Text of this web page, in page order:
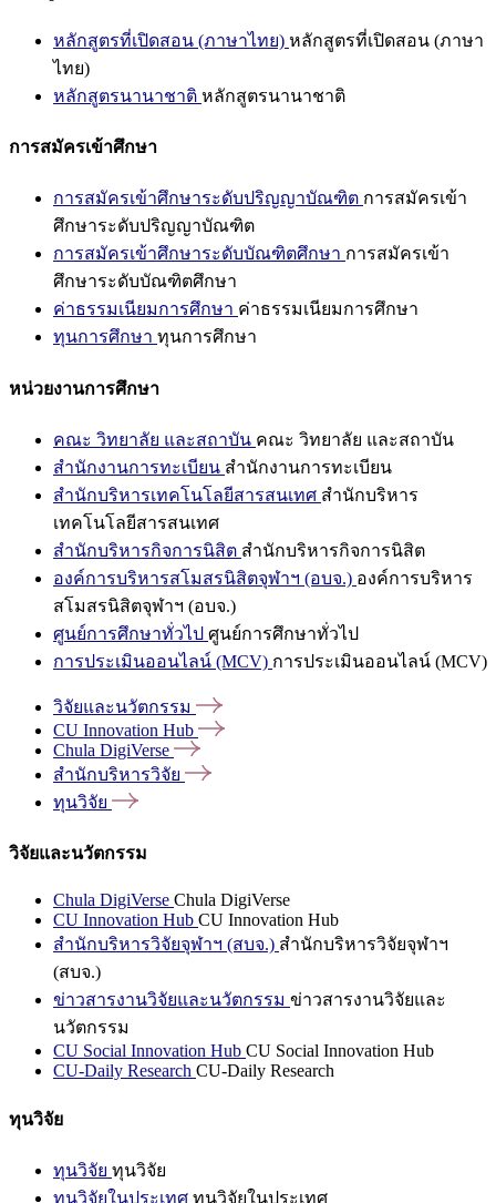
หลักสูตรที่เปิดสอน (ภาษาไทย) หลักสูตรที่เปิดสอน (ภาษา
ไทย)
หลักสูตรนานาชาติ หลักสูตรนานาชาติ
การสมัครเข้าศึกษา
การสมัครเข้าศึกษาระดับปริญญาบัณฑิต การสมัครเข้า
ศึกษาระดับปริญญาบัณฑิต
การสมัครเข้าศึกษาระดับบัณฑิตศึกษา การสมัครเข้า
ศึกษาระดับบัณฑิตศึกษา
ค่าธรรมเนียมการศึกษา ค่าธรรมเนียมการศึกษา
ทุนการศึกษา ทุนการศึกษา
หน่วยงานการศึกษา
คณะ วิทยาลัย และสถาบัน คณะ วิทยาลัย และสถาบัน
สำนักงานการทะเบียน สำนักงานการทะเบียน
สำนักบริหารเทคโนโลยีสารสนเทศ สำนักบริหาร
เทคโนโลยีสารสนเทศ
สำนักบริหารกิจการนิสิต สำนักบริหารกิจการนิสิต
องค์การบริหารสโมสรนิสิตจุฬาฯ (อบจ.) องค์การบริหาร
สโมสรนิสิตจุฬาฯ (อบจ.)
ศูนย์การศึกษาทั่วไป ศูนย์การศึกษาทั่วไป
การประเมินออนไลน์ (MCV) การประเมินออนไลน์ (MCV)
วิจัยและนวัตกรรม
CU Innovation Hub
Chula DigiVerse
สำนักบริหารวิจัย
ทุนวิจัย
วิจัยและนวัตกรรม
Chula DigiVerse Chula DigiVerse
CU Innovation Hub CU Innovation Hub
สำนักบริหารวิจัยจุฬาฯ (สบจ.) สำนักบริหารวิจัยจุฬาฯ
(สบจ.)
ข่าวสารงานวิจัยและนวัตกรรม ข่าวสารงานวิจัยและ
นวัตกรรม
CU Social Innovation Hub CU Social Innovation Hub
CU-Daily Research CU-Daily Research
ทุนวิจัย
ทุนวิจัย ทุนวิจัย
ทุนวิจัยในประเทศ ทุนวิจัยในประเทศ